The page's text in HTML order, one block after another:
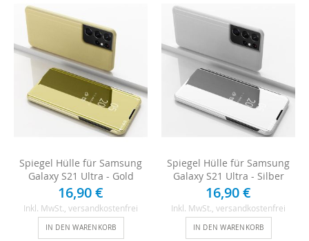
Spiegel Hülle für Samsung
Galaxy S21 Ultra - Gold
16,90 €
Inkl. MwSt., versandkostenfrei
IN DEN WARENKORB
Spiegel Hülle für Samsung
Galaxy S21 Ultra - Silber
16,90 €
Inkl. MwSt., versandkostenfrei
IN DEN WARENKORB